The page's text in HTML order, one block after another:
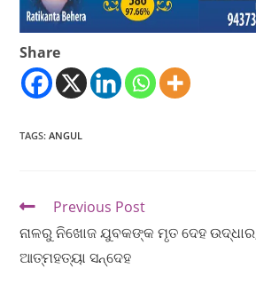
Share
TAGS:ANGUL
Previous Post
ନାଳରୁ ନିଖୋଜ ଯୁବକଙ୍କ ମୃତ ଦେହ ଉଦ୍ଧାର,
ଆତ୍ମହତ୍ୟା ସନ୍ଦେହ